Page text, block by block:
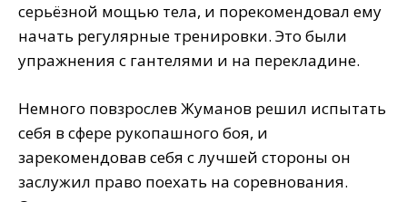
серьёзной мощью тела, и порекомендовал ему
начать регулярные тренировки. Это были
упражнения с гантелями и на перекладине.
Немного повзрослев Жуманов решил испытать
себя в сфере рукопашного боя, и
зарекомендовав себя с лучшей стороны он
заслужил право поехать на соревнования.